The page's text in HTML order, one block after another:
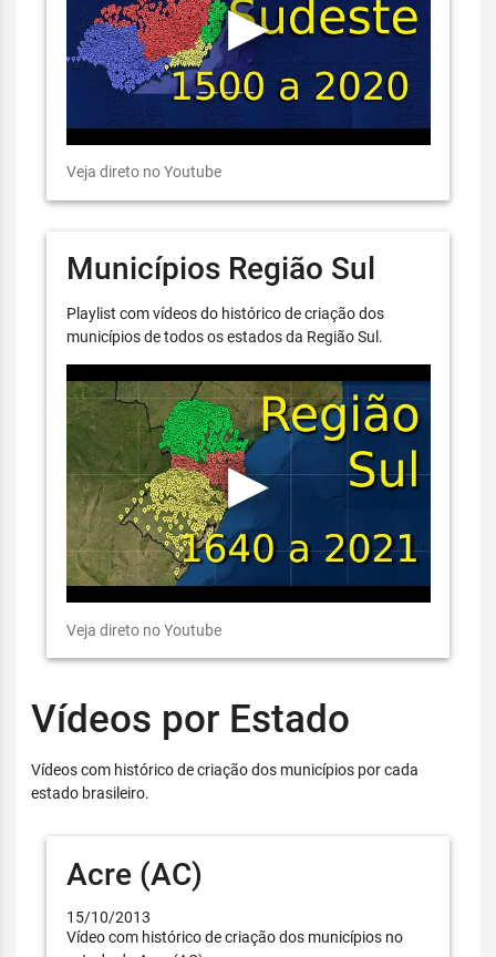
Veja direto no Youtube
Municípios Região Sul
Playlist com vídeos do histórico de criação dos
municípios de todos os estados da Região Sul.
Veja direto no Youtube
Vídeos por Estado
Vídeos com histórico de criação dos municípios por cada
estado brasileiro.
Acre (AC)
15/10/2013
Vídeo com histórico de criação dos municípios no